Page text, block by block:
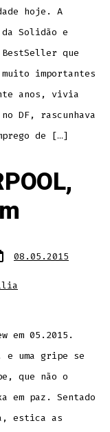
hoje. A
Solidão e
que
muito importantes
anos, vivia
DF, rascunhava
de […]
08.05.2015
em 05.2015.
e uma gripe se
que não o
em paz. Sentado
estica as